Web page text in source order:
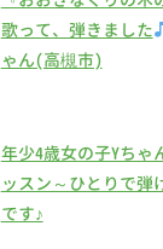
歌って、弾きました
ゃん(高槻市)
年少4歳女の子Yち
ッスン～ひとりで弾
です♪